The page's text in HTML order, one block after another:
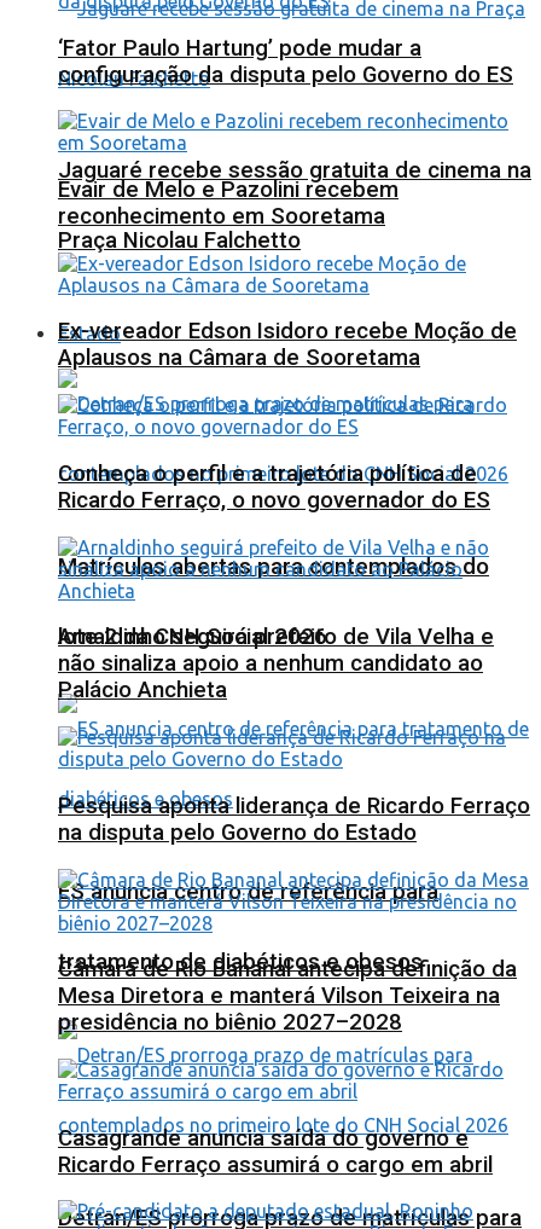
Jaguaré recebe sessão gratuita de cinema na
Praça Nicolau Falchetto
Estado
Matrículas abertas para contemplados do
lote 2 da CNH Social 2026
ES anuncia centro de referência para
tratamento de diabéticos e obesos
Detran/ES prorroga prazo de matrículas para
‘Fator Paulo Hartung’ pode mudar a
configuração da disputa pelo Governo do ES
Evair de Melo e Pazolini recebem
reconhecimento em Sooretama
Ex-vereador Edson Isidoro recebe Moção de
Aplausos na Câmara de Sooretama
Conheça o perfil e a trajetória política de
Ricardo Ferraço, o novo governador do ES
Arnaldinho seguirá prefeito de Vila Velha e
não sinaliza apoio a nenhum candidato ao
Palácio Anchieta
Pesquisa aponta liderança de Ricardo Ferraço
na disputa pelo Governo do Estado
Câmara de Rio Bananal antecipa definição da
Mesa Diretora e manterá Vilson Teixeira na
presidência no biênio 2027–2028
Casagrande anuncia saída do governo e
Ricardo Ferraço assumirá o cargo em abril